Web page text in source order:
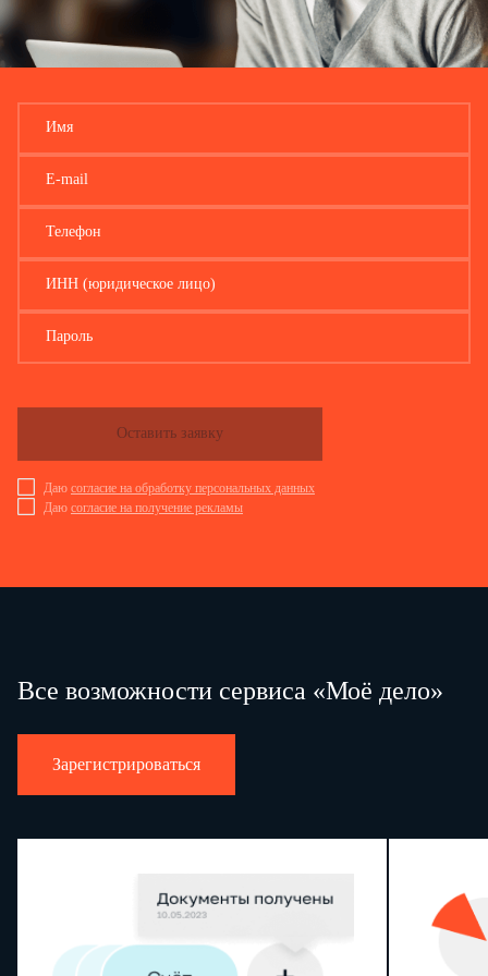
Имя
E-mail
Телефон
ИНН (юридическое лицо)
Пароль
Даю согласие на обработку персональных данных
Даю согласие на получение рекламы
Оставить заявку
Все возможности сервиса «Моё дело»
Зарегистрироваться